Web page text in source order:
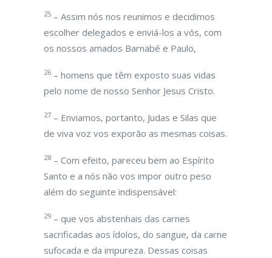
25 – Assim nós nos reunimos e decidimos
escolher delegados e enviá-los a vós, com
os nossos amados Barnabé e Paulo,
26 – homens que têm exposto suas vidas
pelo nome de nosso Senhor Jesus Cristo.
27 – Enviamos, portanto, Judas e Silas que
de viva voz vos exporão as mesmas coisas.
28 – Com efeito, pareceu bem ao Espírito
Santo e a nós não vos impor outro peso
além do seguinte indispensável:
29 – que vos abstenhais das carnes
sacrificadas aos ídolos, do sangue, da carne
sufocada e da impureza. Dessas coisas